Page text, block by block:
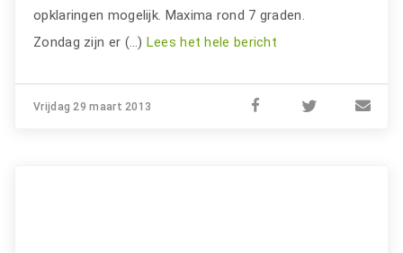
opklaringen mogelijk. Maxima rond 7 graden.
Zondag zijn er (…) Lees het hele bericht
Vrijdag 29 maart 2013